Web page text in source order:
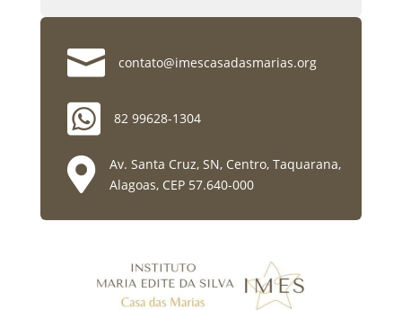
 contato@imescasadasmarias.org
 82 99628-1304

Av. Santa Cruz, SN, Centro, Taquarana,
Alagoas, CEP 57.640-000